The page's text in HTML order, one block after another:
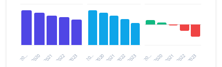
20… 2021 2023
2020 2022 20… 2021 2023
2020 2022 20… 2021 2023
2020 2022